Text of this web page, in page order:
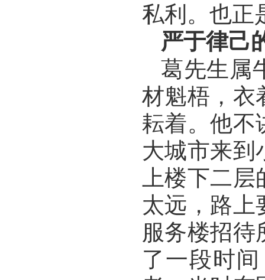
私利。也正
严于律己
葛先生属
材魁梧，衣
耘着。他不
大城市来到
上楼下二
太远，路上
服务楼招待
了一段时